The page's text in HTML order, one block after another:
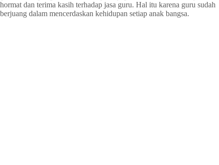
hormat dan terima kasih terhadap jasa guru. Hal itu karena guru sudah
berjuang dalam mencerdaskan kehidupan setiap anak bangsa.